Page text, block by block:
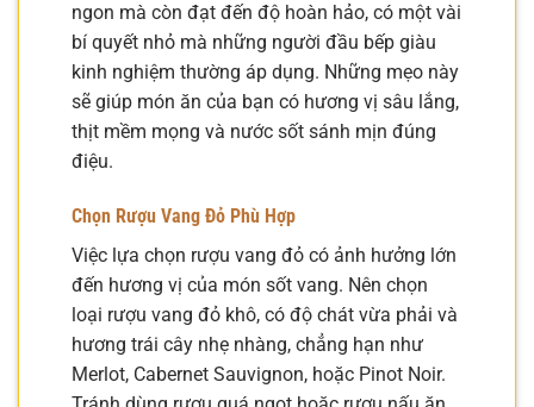
ngon mà còn đạt đến độ hoàn hảo, có một vài
bí quyết nhỏ mà những người đầu bếp giàu
kinh nghiệm thường áp dụng. Những mẹo này
sẽ giúp món ăn của bạn có hương vị sâu lắng,
thịt mềm mọng và nước sốt sánh mịn đúng
điệu.
Chọn Rượu Vang Đỏ Phù Hợp
Việc lựa chọn rượu vang đỏ có ảnh hưởng lớn
đến hương vị của món sốt vang. Nên chọn
loại rượu vang đỏ khô, có độ chát vừa phải và
hương trái cây nhẹ nhàng, chẳng hạn như
Merlot, Cabernet Sauvignon, hoặc Pinot Noir.